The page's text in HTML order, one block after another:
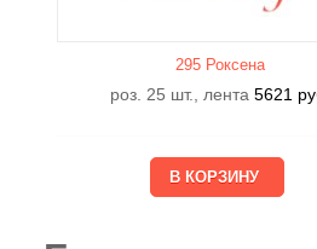
295 Роксена
роз. 25 шт., лента5621